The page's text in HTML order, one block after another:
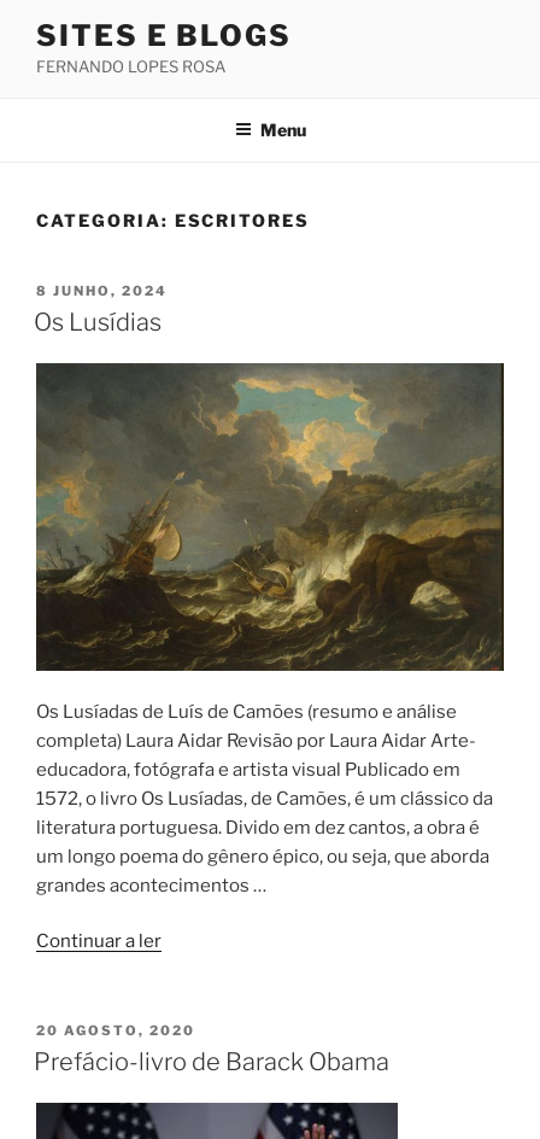
SITES E BLOGS
FERNANDO LOPES ROSA
Menu
CATEGORIA: ESCRITORES
PUBLICADO
EM
8 JUNHO, 2024
Os Lusídias
Os Lusíadas de Luís de Camões (resumo e análise
completa) Laura Aidar Revisão por Laura Aidar Arte-
educadora, fotógrafa e artista visual Publicado em
1572, o livro Os Lusíadas, de Camões, é um clássico da
literatura portuguesa. Divido em dez cantos, a obra é
um longo poema do gênero épico, ou seja, que aborda
grandes acontecimentos …
Continuar a ler“Os
PUBLICADO
EM
20 AGOSTO, 2020
Prefácio-livro de Barack Obama